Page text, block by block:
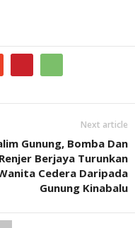
Next article
Gunung, Bomba Dan
Renjer Berjaya Turunkan
Cedera Daripada
Gunung Kinabalu